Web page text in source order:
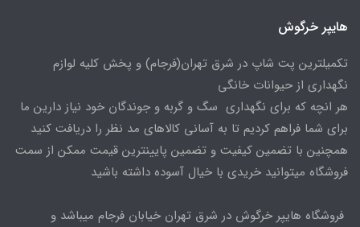
هایپر خرگوش
تکمیلترین پت شاپ در شرق تهران(فرجام) و پخش کلیه لوازم
نگهداری از حیوانات خانگی
هر انچه که برای نگهداری سگ و گربه و جوندگان خود نیاز دارین ما
برای شما فراهم کردیم تا به آسانی کالاهای مد نظر را دریافت کنید
همچنین با تضمین کیفیت و تضمین پایینترین قیمت ممکن از سمت
فروشگاه میتوانید خریدی با خیال آسوده داشته باشید
فروشگاه هایپر خرگوش در شرق تهران خیابان فرجام میباشد و